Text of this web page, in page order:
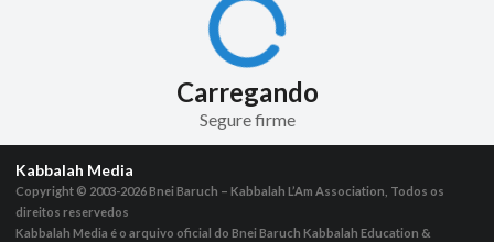
Carregando
Segure firme
Kabbalah Media
Copyright © 2003-2026Bnei Baruch – Kabbalah L’Am Association, Todos os
direitos reservedos
Kabbalah Media é o arquivo oficial do Bnei Baruch Kabbalah Education &